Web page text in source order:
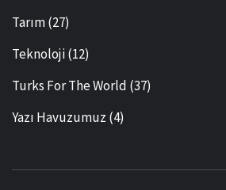
Tarım(27)
Teknoloji(12)
Turks For The World (37)
Yazı Havuzumuz (4)